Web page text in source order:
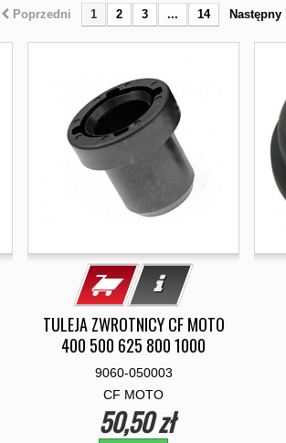
Poprzedni 1 2 3 ... 14 Następny
TULEJA ZWROTNICY CF MOTO
400 500 625 800 1000
9060-050003
CF MOTO
50,50 zł